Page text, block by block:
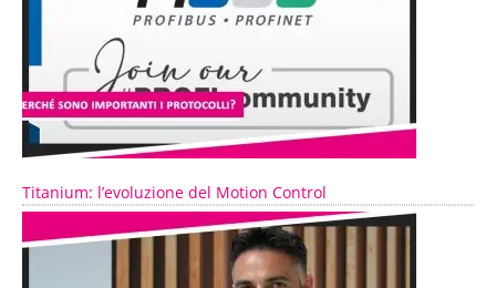
Titanium: l’evoluzione del Motion Control